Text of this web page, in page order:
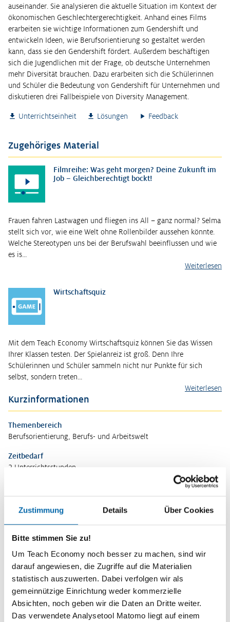
Zustimmung Details Über Cookies
Bitte stimmen Sie zu!
Um Teach Economy noch besser zu machen, sind wir
darauf angewiesen, die Zugriffe auf die Materialien
statistisch auszuwerten. Dabei verfolgen wir als
gemeinnützige Einrichtung weder kommerzielle
Absichten, noch geben wir die Daten an Dritte weiter.
Das verwendete Analysetool Matomo liegt auf einem
auseinander. Sie analysieren die aktuelle Situation im Kontext der
ökonomischen Geschlechtergerechtigkeit. Anhand eines Films
erarbeiten sie wichtige Informationen zum Gendershift und
entwickeln Ideen, wie Berufsorientierung so gestaltet werden
kann, dass sie den Gendershift fördert. Außerdem beschäftigen
sich die Jugendlichen mit der Frage, ob deutsche Unternehmen
mehr Diversität brauchen. Dazu erarbeiten sich die Schülerinnen
und Schüler die Bedeutung von Gendershift für Unternehmen und
diskutieren drei Fallbeispiele von Diversity Management.
Unterrichtseinheit Lösungen Feedback
Zugehöriges Material
Filmreihe: Was geht morgen? Deine Zukunft im
Job – Gleichberechtigt bockt!
Frauen fahren Lastwagen und fliegen ins All – ganz normal? Selma
stellt sich vor, wie eine Welt ohne Rollenbilder aussehen könnte.
Welche Stereotypen uns bei der Berufswahl beeinflussen und wie
es is…
Weiterlesen
Wirtschaftsquiz
Mit dem Teach Economy Wirtschaftsquiz können Sie das Wissen
Ihrer Klassen testen. Der Spielanreiz ist groß. Denn Ihre
Schülerinnen und Schüler sammeln nicht nur Punkte für sich
selbst, sondern treten…
Weiterlesen
Kurzinformationen
Themenbereich
Berufsorientierung, Berufs- und Arbeitswelt
Zeitbedarf
2 Unterrichtsstunden
Sekundarstufe II
Die Schülerinnen und Schüler
analysieren beispielhaft die aktuelle Situation der
ökonomischen Geschlechtergerechtigkeit.
erläutern die Bedeutung des Gendershift für die Berufswelt
und entwickeln konkrete Maßnahmen, wie man in der